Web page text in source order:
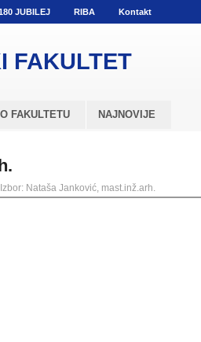
JUBILEJ RIBA Kontakt
FAKULTET
O FAKULTETU NAJNOVIJE
Izbor: Nataša Janković, mast.inž.arh.